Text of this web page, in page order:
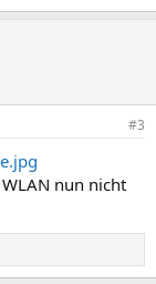
#3
nun nicht